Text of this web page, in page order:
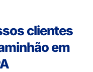
clientes
em